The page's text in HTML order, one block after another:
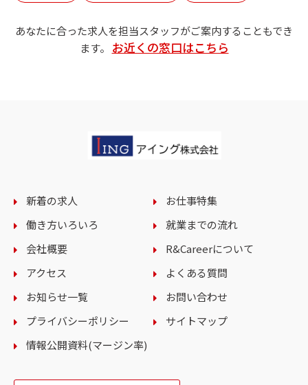
あなたに合った求人を担当スタッフがご案内することもでき
ます。 お近くの窓口はこちら
新着の求人
お仕事特集
働き方いろいろ
就業までの流れ
会社概要
R&Careerについて
アクセス
よくある質問
お知らせ一覧
お問い合わせ
プライバシーポリシー
サイトマップ
情報公開資料(マージン率)